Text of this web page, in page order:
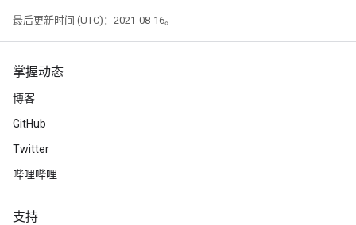
最后更新时间 (UTC)：2021-08-16。
掌握动态
博客
GitHub
Twitter
哔哩哔哩
支持